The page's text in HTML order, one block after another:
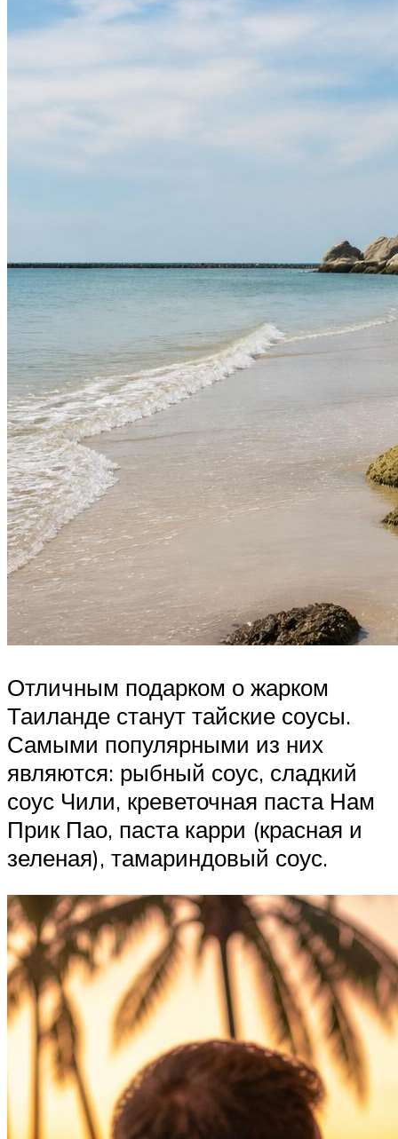
Отличным подарком о жарком
Таиланде станут тайские соусы.
Самыми популярными из них
являются: рыбный соус, сладкий
соус Чили, креветочная паста Нам
Прик Пао, паста карри (красная и
зеленая), тамариндовый соус.